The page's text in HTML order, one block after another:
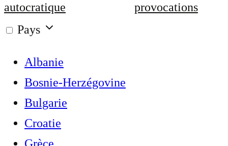
autocratique
provocations
Pays
Albanie
Bosnie-Herzégovine
Bulgarie
Croatie